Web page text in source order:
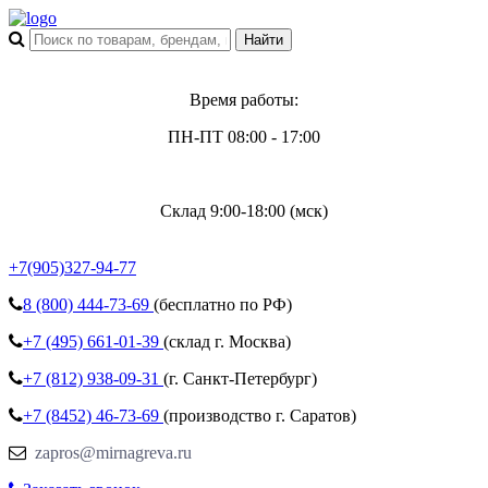
Время работы:
ПН-ПТ 08:00 - 17:00
Склад 9:00-18:00 (мск)
+7(905)327-94-77
8 (800) 444-73-69 (бесплатно по РФ)
+7 (495) 661-01-39 (склад г. Москва)
+7 (812) 938-09-31 (г. Санкт-Петербург)
+7 (8452) 46-73-69 (производство г. Саратов)
zapros@mirnagreva.ru